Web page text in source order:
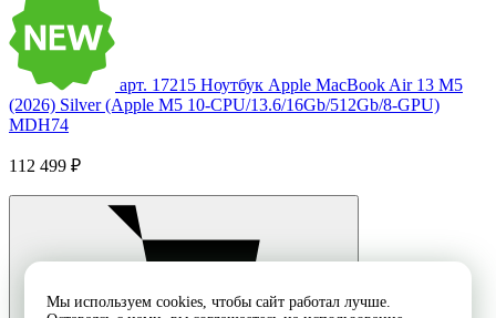
арт. 17215 Ноутбук Apple MacBook Air 13 M5
(2026) Silver (Apple M5 10-CPU/13.6/16Gb/512Gb/8-GPU)
MDH74
112 499 ₽
Мы используем cookies, чтобы сайт работал лучше.